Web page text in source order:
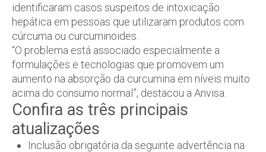
identificaram casos suspeitos de intoxicação
hepática em pessoas que utilizaram produtos com
cúrcuma ou curcuminoides.
“O problema está associado especialmente a
formulações e tecnologias que promovem um
aumento na absorção da curcumina em níveis muito
acima do consumo normal”, destacou a Anvisa.
Confira as três principais
atualizações
Inclusão obrigatória da seguinte advertência na